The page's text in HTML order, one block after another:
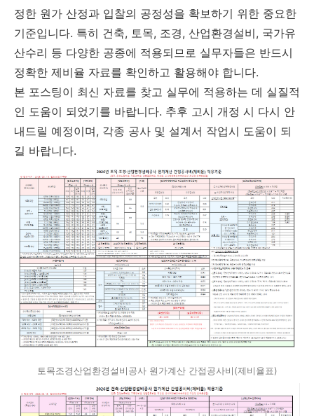
정한 원가 산정과 입찰의 공정성을 확보하기 위한 중요한
기준입니다. 특히 건축, 토목, 조경, 산업환경설비, 국가유
산수리 등 다양한 공종에 적용되므로 실무자들은 반드시
정확한 제비율 자료를 확인하고 활용해야 합니다.
본 포스팅이 최신 자료를 찾고 실무에 적용하는 데 실질적
인 도움이 되었기를 바랍니다. 추후 고시 개정 시 다시 안
내드릴 예정이며, 각종 공사 및 설계서 작업시 도움이 되
길 바랍니다.
토목조경산업환경설비공사 원가계산 간접공사비(제비율표)